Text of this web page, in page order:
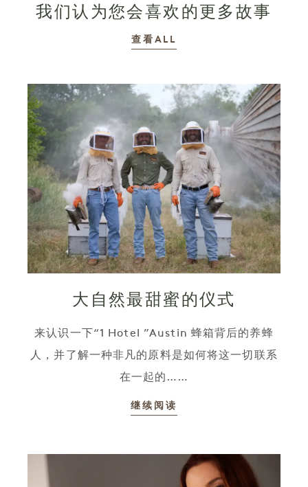
我们认为您会喜欢的更多故事
查看ALL
大自然最甜蜜的仪式
来认识一下“1 Hotel ”Austin 蜂箱背后的养蜂
人，并了解一种非凡的原料是如何将这一切联系
在一起的……
继续阅读